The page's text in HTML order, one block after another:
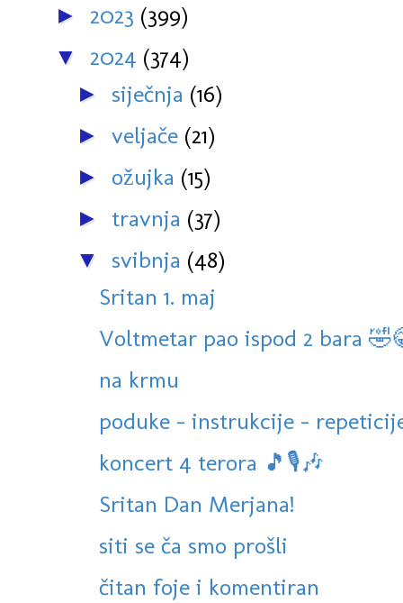
► 2023 (399)
▼ 2024 (374)
► siječnja (16)
► veljače (21)
► ožujka (15)
► travnja (37)
▼ svibnja (48)
Sritan 1. maj
Voltmetar pao ispod 2 bara
na krmu
poduke - instrukcije -
koncert 4 terora 🎵🎙🎶
Sritan Dan Merjana!
siti se ča smo prošli
čitan foje i komentiran